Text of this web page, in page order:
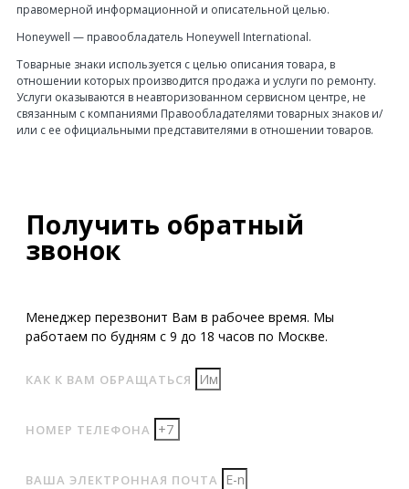
правомерной информационной и описательной целью.
Honeywell — правообладатель Honeywell International.
Товарные знаки используется с целью описания товара, в
отношении которых производится продажа и услуги по ремонту.
Услуги оказываются в неавторизованном сервисном центре, не
связанным с компаниями Правообладателями товарных знаков и/
или с ее официальными представителями в отношении товаров.
Получить обратный
звонок
Менеджер перезвонит Вам в рабочее время. Мы
работаем по будням с 9 до 18 часов по Москве.
КАК К ВАМ ОБРАЩАТЬСЯ
НОМЕР ТЕЛЕФОНА
ВАША ЭЛЕКТРОННАЯ ПОЧТА